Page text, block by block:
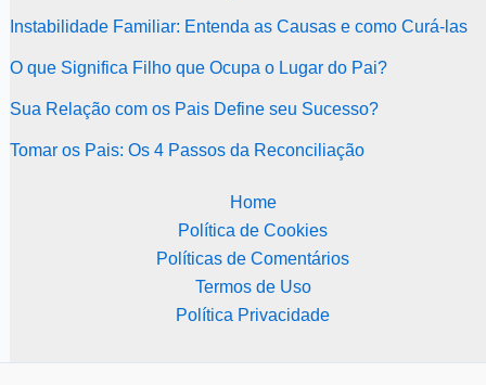
Instabilidade Familiar: Entenda as Causas e como Curá-las
O que Significa Filho que Ocupa o Lugar do Pai?
Sua Relação com os Pais Define seu Sucesso?
Tomar os Pais: Os 4 Passos da Reconciliação
Home
Política de Cookies
Políticas de Comentários
Termos de Uso
Política Privacidade